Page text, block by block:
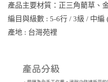
產品主要材質：正三角藺草、
編目與級數 : 5-6行 / 3級 / 中
產地 : 台灣苑裡